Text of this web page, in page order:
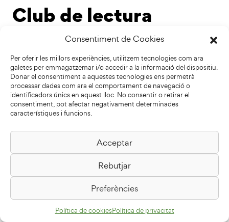
Consentiment de Cookies
Per oferir les millors experiències, utilitzem tecnologies com ara
galetes per emmagatzemar i/o accedir a la informació del dispositiu.
Donar el consentiment a aquestes tecnologies ens permetrà
processar dades com ara el comportament de navegació o
identificadors únics en aquest lloc. No consentir o retirar el
consentiment, pot afectar negativament determinades
característiques i funcions.
Acceptar
Rebutjar
Preferències
Política de cookiesPolítica de privacitat
Club de lectura
Dones i literatura: La
campana de vidre de
Sylvia Plath
7 de novembre de 2024